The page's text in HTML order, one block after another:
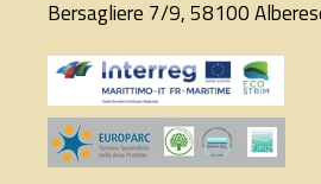
Bersagliere 7/9, 58100